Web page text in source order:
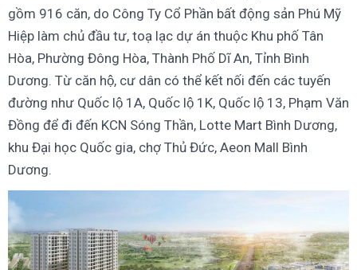
gồm 916 căn, do Công Ty Cổ Phần bất động sản Phú Mỹ
Hiệp làm chủ đầu tư, toạ lạc dự án thuộc Khu phố Tân
Hòa, Phường Đông Hòa, Thành Phố Dĩ An, Tỉnh Bình
Dương. Từ căn hộ, cư dân có thể kết nối đến các tuyến
đường như Quốc lộ 1A, Quốc lộ 1K, Quốc lộ 13, Phạm Văn
Đồng để đi đến KCN Sóng Thần, Lotte Mart Bình Dương,
khu Đại học Quốc gia, chợ Thủ Đức, Aeon Mall Bình
Dương.